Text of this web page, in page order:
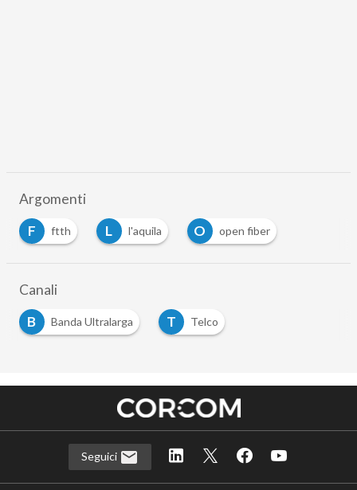
Argomenti
F
ftth L l'aquila O open fiber
Canali
B
Banda Ultralarga T Telco
Seguici